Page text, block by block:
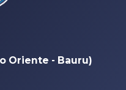
Oriente - Bauru)